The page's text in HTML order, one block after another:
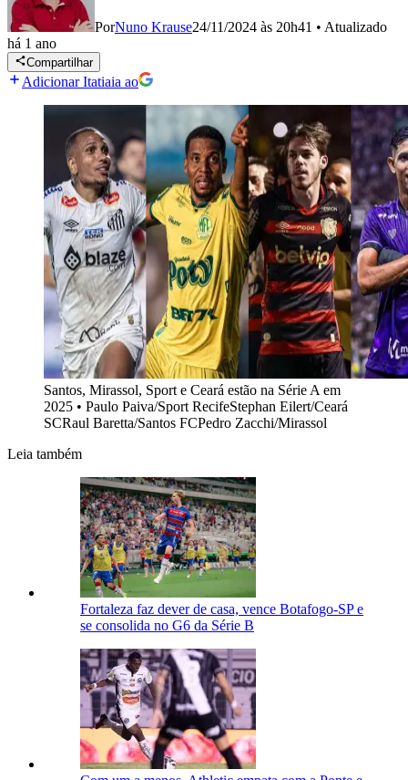
PorNuno Krause24/11/2024 às 20h41 • Atualizado
há 1 ano
Compartilhar
Adicionar Itatiaia ao
Santos, Mirassol, Sport e Ceará estão na Série A em
2025 • Paulo Paiva/Sport RecifeStephan Eilert/Ceará
SCRaul Baretta/Santos FCPedro Zacchi/Mirassol
Leia também
Fortaleza faz dever de casa, vence Botafogo-SP e
se consolida no G6 da Série B